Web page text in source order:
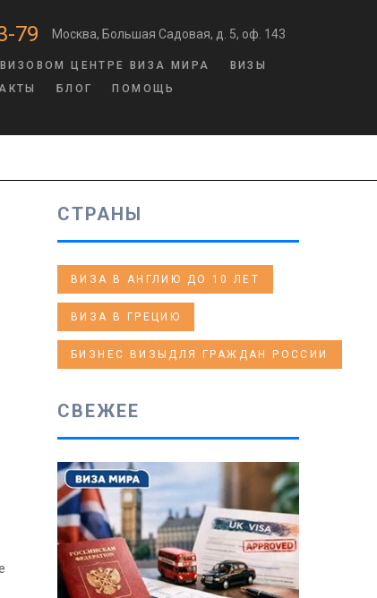
Москва, Большая Садовая, д. 5, оф. 143
79
ЦЕНТРЕ ВИЗА МИРА
ВИЗЫ
БЛОГ ПОМОЩЬ
СТРАНЫ
ВИЗА В АНГЛИЮ ДО 10 ЛЕТ
ВИЗА В ГРЕЦИЮ
БИЗНЕС ВИЗЫДЛЯ ГРАЖДАН РОССИИ
СВЕЖЕЕ